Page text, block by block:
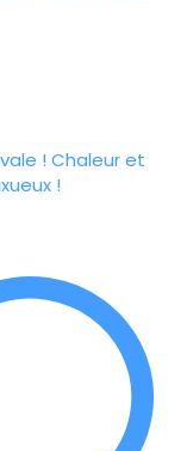
! Chaleur et
!